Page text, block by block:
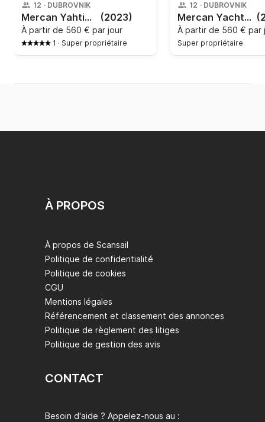
12 · DUBROVNIK
Mercan Yahting - Excursion 34 (2023)
À partir de 560 € par jour
1 · Super propriétaire
12 · DUBROVNIK
Mercan Yachting - Excursion 34
À partir de 560 € par
Super propriétaire
À PROPOS
À propos de Scansail
Politique de confidentialité
Politique de cookies
CGU
Mentions légales
Référencement et classement des annonces
Politique de règlement des litiges
Politique de gestion des avis
CONTACT
Besoin d'aide ? Appelez-nous au :